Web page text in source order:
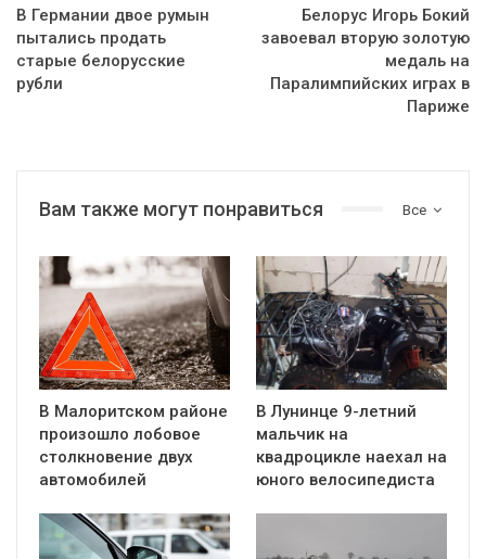
В Германии двое румын
пытались продать
старые белорусские
рубли
Белорус Игорь Бокий
завоевал вторую золотую
медаль на
Паралимпийских играх в
Париже
Все
Вам также могут понравиться
В Малоритском районе
произошло лобовое
столкновение двух
автомобилей
В Лунинце 9-летний
мальчик на
квадроцикле наехал на
юного велосипедиста